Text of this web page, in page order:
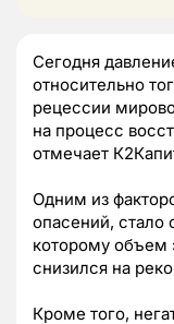
Сегодня
относительно
рецессии
на процесс
отмечает
Одним из
опасений, стало
которому объем
снизился на
Кроме того,